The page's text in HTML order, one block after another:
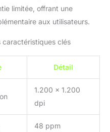
limitée, offrant une
aux utilisateurs.
clés
Détail
1.200 x 1.200
dpi
48 ppm